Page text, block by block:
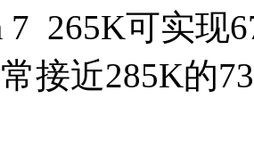
265K可实现
接近285K的